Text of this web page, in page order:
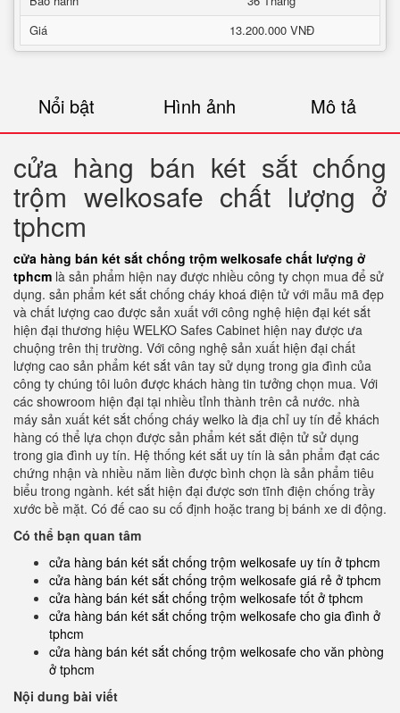
Giá
13.200.000 VNĐ
Nổi bật Hình ảnh Mô tả
cửa hàng bán két sắt chống
trộm welkosafe chất lượng ở
tphcm
cửa hàng bán két sắt chống trộm welkosafe chất lượng ở
tphcm là sản phẩm hiện nay được nhiều công ty chọn mua để sử
dụng. sản phẩm két sắt chống cháy khoá điện tử với mẫu mã đẹp
và chất lượng cao được sản xuất với công nghệ hiện đại két sắt
hiện đại thương hiệu WELKO Safes Cabinet hiện nay được ưa
chuộng trên thị trường. Với công nghệ sản xuất hiện đại chất
lượng cao sản phẩm két sắt vân tay sử dụng trong gia đình của
công ty chúng tôi luôn được khách hàng tin tưởng chọn mua. Với
các showroom hiện đại tại nhiều tỉnh thành trên cả nước. nhà
máy sản xuất két sắt chống cháy welko là địa chỉ uy tín để khách
hàng có thể lựa chọn được sản phẩm két sắt điện tử sử dụng
trong gia đình uy tín. Hệ thống két sắt uy tín là sản phẩm đạt các
chứng nhận và nhiều năm liền được bình chọn là sản phẩm tiêu
biểu trong ngành. két sắt hiện đại được sơn tĩnh điện chống trầy
xước bề mặt. Có đế cao su cố định hoặc trang bị bánh xe di động.
Có thể bạn quan tâm
cửa hàng bán két sắt chống trộm welkosafe uy tín ở tphcm
cửa hàng bán két sắt chống trộm welkosafe giá rẻ ở tphcm
cửa hàng bán két sắt chống trộm welkosafe tốt ở tphcm
cửa hàng bán két sắt chống trộm welkosafe cho gia đình ở
tphcm
cửa hàng bán két sắt chống trộm welkosafe cho văn phòng
ở tphcm
Nội dung bài viết